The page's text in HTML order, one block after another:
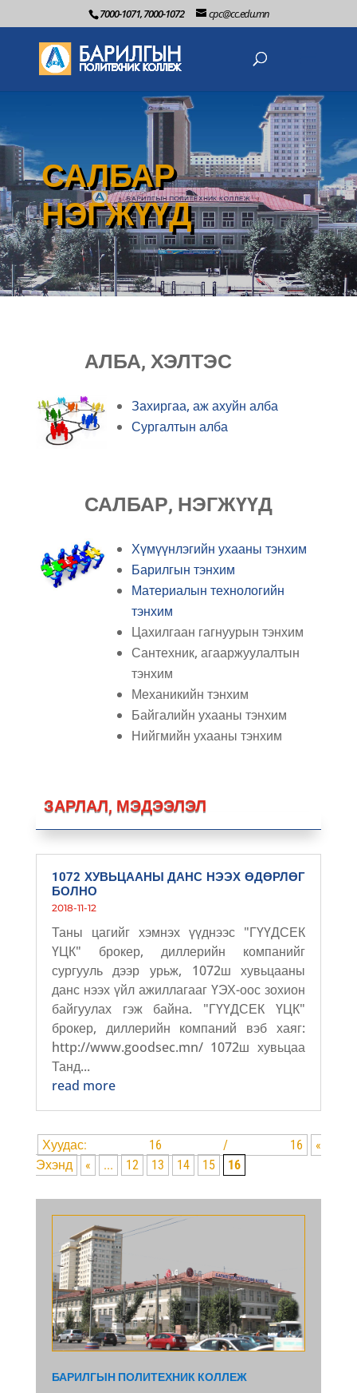
7000-1071, 7000-1072 cpc@cc.edu.mn
САЛБАР
НЭГЖҮҮД
АЛБА, ХЭЛТЭС
Захиргаа, аж ахуйн алба
Сургалтын алба
САЛБАР, НЭГЖҮҮД
Хүмүүнлэгийн ухааны тэнхим
Барилгын тэнхим
Материалын технологийн
тэнхим
Цахилгаан гагнуурын тэнхим
Сантехник, агааржуулалтын
тэнхим
Механикийн тэнхим
Байгалийн ухааны тэнхим
Нийгмийн ухааны тэнхим
ЗАРЛАЛ, МЭДЭЭЛЭЛ
1072 ХУВЬЦААНЫ ДАНС НЭЭХ ӨДӨРЛӨГ
БОЛНО
2018-11-12
Таны цагийг хэмнэх үүднээс "ГҮҮДСЕК
ҮЦК" брокер, диллерийн компанийг
сургууль дээр урьж, 1072ш хувьцааны
данс нээх үйл ажиллагааг ҮЭХ-оос зохион
байгуулах гэж байна. "ГҮҮДСЕК ҮЦК"
брокер, диллерийн компаний вэб хаяг:
http://www.goodsec.mn/ 1072ш хувьцаа
Танд...
read more
Хуудас: 16 / 16
«
Эхэнд
« ... 12 13 14 15 16
БАРИЛГЫН ПОЛИТЕХНИК КОЛЛЕЖ